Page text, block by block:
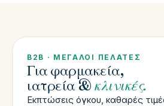
B2B · ΜΕΓΆΛΟΙ ΠΕΛΆΤΕΣ
Για φαρμακεία,
ιατρεία & κλινικές.
Εκπτώσεις όγκου, καθαρές